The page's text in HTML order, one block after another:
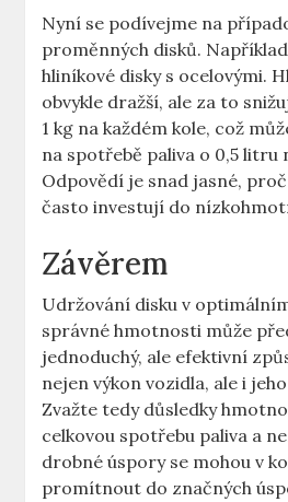
Nyní se ‌podívejme na
proměnných disků.
hliníkové disky s ocelovými.
obvykle dražší,⁢ ale za to⁢
1 ‌kg na‍ každém kole,⁢ což
na⁤ spotřebě‍ paliva‌ o 0,5 litru
Odpovědí je snad jasné,
často investují do
Závěrem
Udržování disku‌ v⁣
správné hmotnosti může
jednoduchý, ale efektivní
nejen výkon vozidla,⁢ ale i
Zvažte tedy důsledky
celkovou​ spotřebu paliva a
drobné úspory se mohou⁤ v
promítnout‌ do​ značných